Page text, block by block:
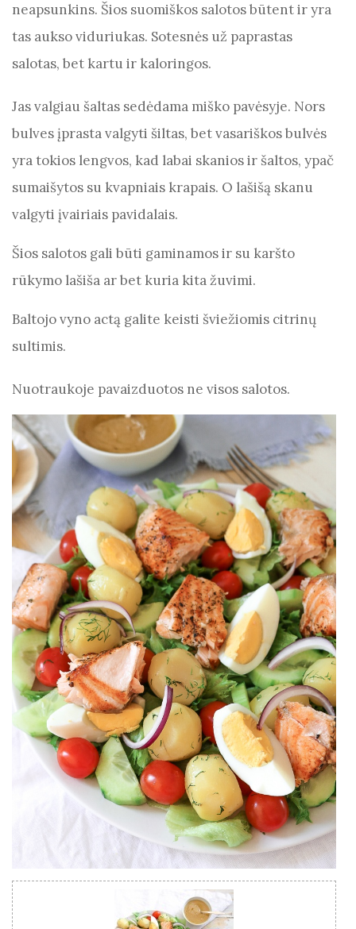
neapsunkins. Šios suomiškos salotos būtent ir yra
tas aukso viduriukas. Sotesnės už paprastas
salotas, bet kartu ir kaloringos.
Jas valgiau šaltas sedėdama miško pavėsyje. Nors
bulves įprasta valgyti šiltas, bet vasariškos bulvės
yra tokios lengvos, kad labai skanios ir šaltos, ypač
sumaišytos su kvapniais krapais. O lašišą skanu
valgyti įvairiais pavidalais.
Šios salotos gali būti gaminamos ir su karšto
rūkymo lašiša ar bet kuria kita žuvimi.
Baltojo vyno actą galite keisti šviežiomis citrinų
sultimis.
Nuotraukoje pavaizduotos ne visos salotos.